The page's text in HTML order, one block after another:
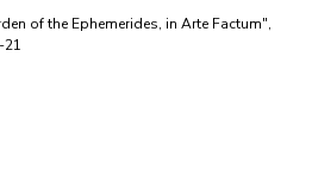
of the Ephemerides, in Arte Factum",
21